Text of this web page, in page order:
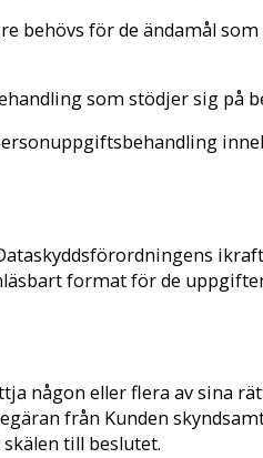
behövs för de ändamål
som stödjer sig
format för de
någon eller flera av sina
från Kunden
till beslutet.